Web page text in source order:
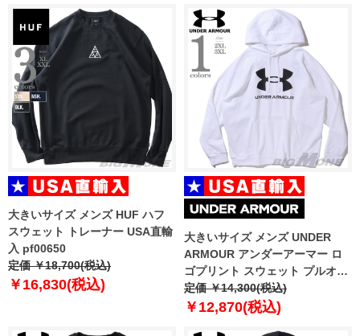
大きいサイズ メンズ HUF ハフ
スウェット トレーナー USA直輸
入 pf00650
定価 ￥18,700(税込)
￥16,830(税込)
大きいサイズ メンズ UNDER
ARMOUR アンダーアーマー ロ
ゴプリント スウェット プルオー
バー パーカー USA直輸入
1379758-100
定価 ￥14,300(税込)
￥12,870(税込)